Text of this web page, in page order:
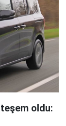
oldu: